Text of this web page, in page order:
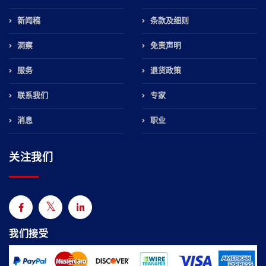
新闻稿
洞察
服务
联系我们
消息
条款及细则
免责声明
退货政策
专家
职业
关注我们
我们接受